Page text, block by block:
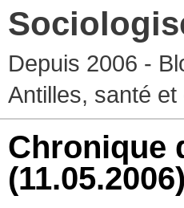
Depuis 2006 -
Antilles, santé et
Chronique
(11.05.2006)